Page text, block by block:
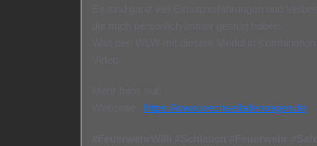
https://www.wechselladerwagen.de